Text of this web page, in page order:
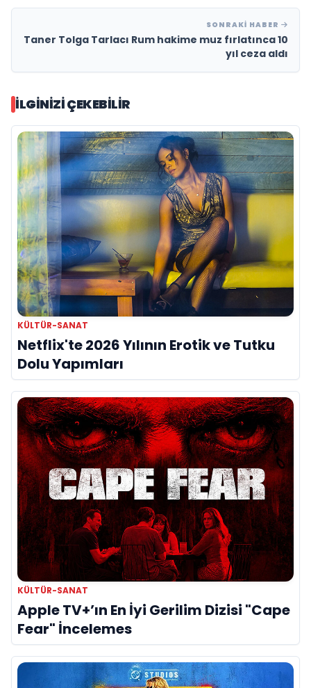
SONRAKI HABER
Taner Tolga Tarlacı Rum hakime muz fırlatınca 10
yıl ceza aldı
İLGINIZI ÇEKEBILIR
KÜLTÜR-SANAT
Netflix'te 2026 Yılının Erotik ve Tutku
Dolu Yapımları
KÜLTÜR-SANAT
Apple TV+’ın En İyi Gerilim Dizisi "Cape
Fear" İncelemes